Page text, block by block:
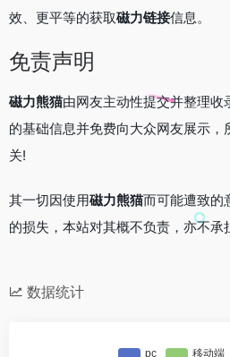
效、更平等的获取磁力链接信息。
免责声明
磁力熊猫由网友主动性提交并整理收
的基础信息并免费向大众网友展示
关!
其一切因使用磁力熊猫而可能遭致的
的损失，本站对其概不负责，亦不承
数据统计